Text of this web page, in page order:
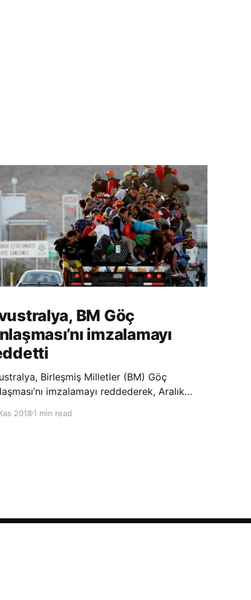
BM Göç
imzalamayı
Birleşmiş Milletler (BM) Göç
imzalamayı reddederek, Aralık
BM üyesi ülkeler tarafından
20181 min read